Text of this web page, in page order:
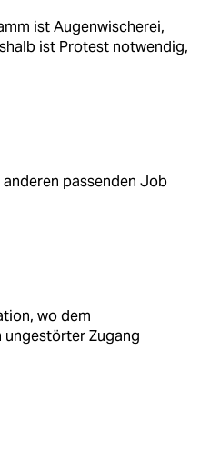
ist Augenwischerei,
ist Protest notwendig,
passenden Job
wo dem
Zugang